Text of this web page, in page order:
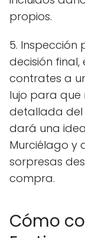
propios.
5. Inspección
decisión
contrates a
lujo para que
detallada del
dará una
Murciélago y
sorpresas
compra.
Cómo